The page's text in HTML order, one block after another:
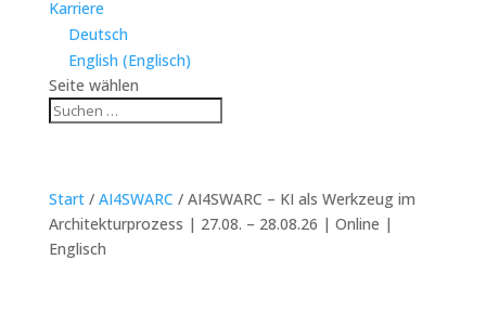
Karriere
Deutsch
English (Englisch)
Seite wählen
Start/ AI4SWARC / AI4SWARC – KI als Werkzeug im
Architekturprozess | 27.08. – 28.08.26 | Online |
Englisch